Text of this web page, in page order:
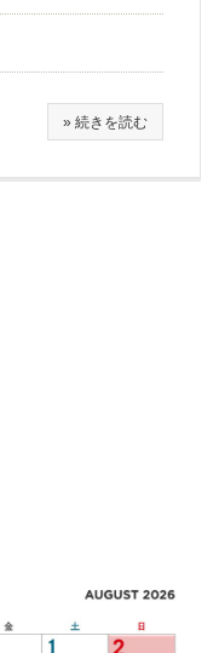
» 続きを読む